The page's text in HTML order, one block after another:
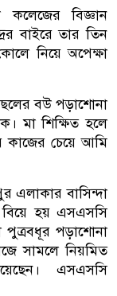
কলেজের বিজ্ঞান
বাইরে তার তিন
নিয়ে অপেক্ষা
বউ পড়াশোনা
মা শিক্ষিত হলে
কাজের চেয়ে আমি
এলাকার বাসিন্দা
বিয়ে হয় এসএসসি
পড়াশোনা
সামলে নিয়মিত
এসএসসি